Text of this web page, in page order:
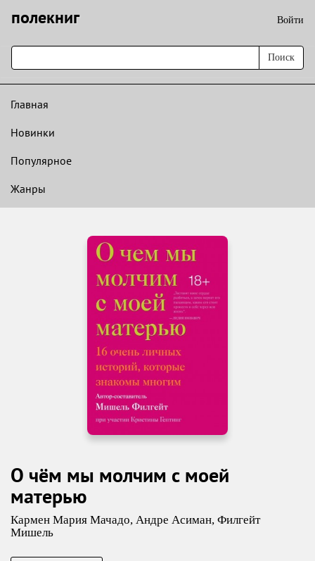
полекниг Войти
Поиск
Главная
Новинки
Популярное
Жанры
О чём мы молчим с моей
матерью
Кармен Мария Мачадо, Андре Асиман, Филгейт
Мишель